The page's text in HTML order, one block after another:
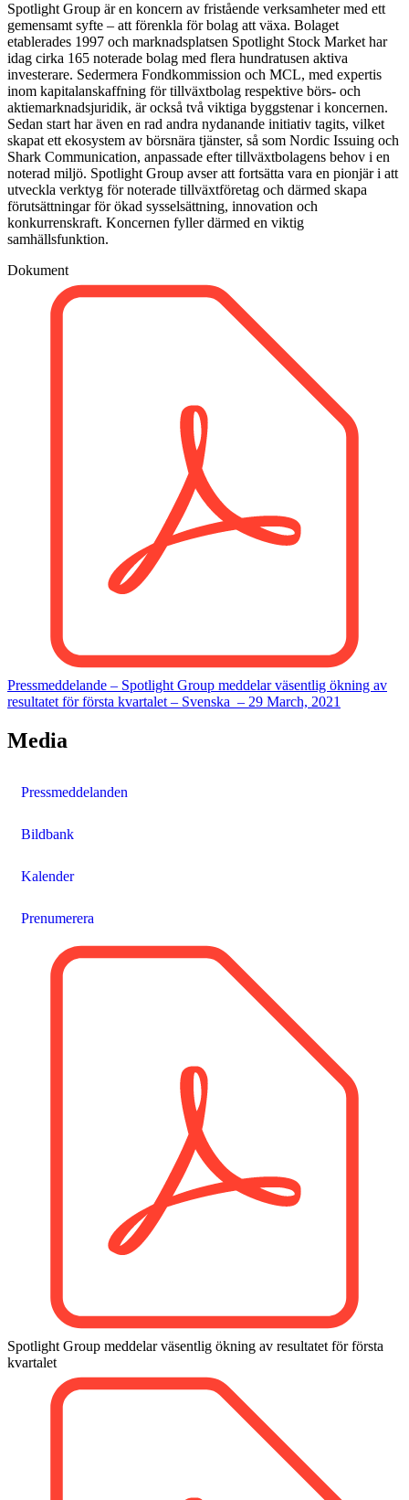
Spotlight Group är en koncern av fristående verksamheter med ett
gemensamt syfte – att förenkla för bolag att växa. Bolaget
etablerades 1997 och marknadsplatsen Spotlight Stock Market har
idag cirka 165 noterade bolag med flera hundratusen aktiva
investerare. Sedermera Fondkommission och MCL, med expertis
inom kapitalanskaffning för tillväxtbolag respektive börs- och
aktiemarknadsjuridik, är också två viktiga byggstenar i koncernen.
Sedan start har även en rad andra nydanande initiativ tagits, vilket
skapat ett ekosystem av börsnära tjänster, så som Nordic Issuing och
Shark Communication, anpassade efter tillväxtbolagens behov i en
noterad miljö. Spotlight Group avser att fortsätta vara en pionjär i att
utveckla verktyg för noterade tillväxtföretag och därmed skapa
förutsättningar för ökad sysselsättning, innovation och
konkurrenskraft. Koncernen fyller därmed en viktig
samhällsfunktion.
Dokument
Pressmeddelande – Spotlight Group meddelar väsentlig ökning av
resultatet för första kvartalet – Svenska – 29 March, 2021
Media
Pressmeddelanden
Bildbank
Kalender
Prenumerera
Spotlight Group meddelar väsentlig ökning av resultatet för första
kvartalet